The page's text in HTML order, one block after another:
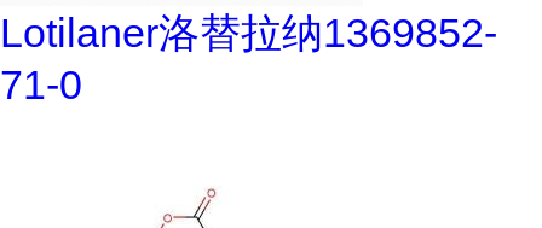
Lotilaner洛替拉纳1369852-
71-0